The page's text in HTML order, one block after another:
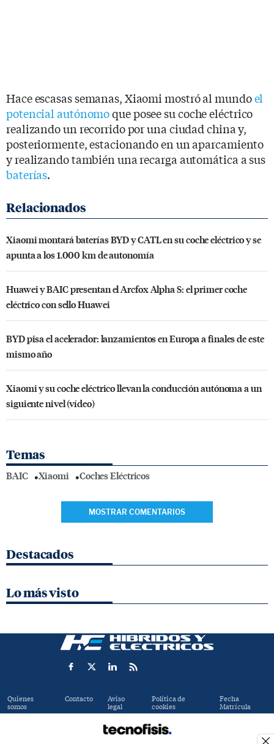
Hace escasas semanas, Xiaomi mostró al mundoel
potencial autónomoque posee su coche eléctrico
realizando un recorrido por una ciudad china y,
posteriormente, estacionando en un aparcamiento
y realizando también una recarga automática a sus
baterías.
Xiaomi montará baterías BYD y CATL en su coche eléctrico y se
apunta a los 1.000 km de autonomía
Huawei y BAIC presentan el Arcfox Alpha S: el primer coche
eléctrico con sello Huawei
BYD pisa el acelerador: lanzamientos en Europa a finales de este
mismo año
Xiaomi y su coche eléctrico llevan la conducción autónoma a un
siguiente nivel (vídeo)
Temas
BAIC Xiaomi Coches Eléctricos
MOSTRAR COMENTARIOS
Destacados
Lo más visto
Quienes
somos
Contacto Aviso
legal
Política de
cookies
Fecha
Matrícula